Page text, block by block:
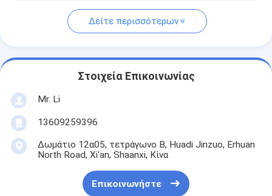
Δείτε περισσότερων
Στοιχεία Επικοινωνίας
Mr. Li
13609259396
Δωμάτιο 12α05, τετράγωνο Β, Huadi Jinzuo, Erhuan
North Road, Xi'an, Shaanxi, Κίνα
Επικοινωνήστε